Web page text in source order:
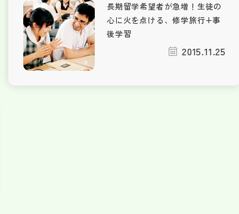
長期留学希望者が急増！生徒の
心に火を点ける、修学旅行+事
後学習
2015.11.25